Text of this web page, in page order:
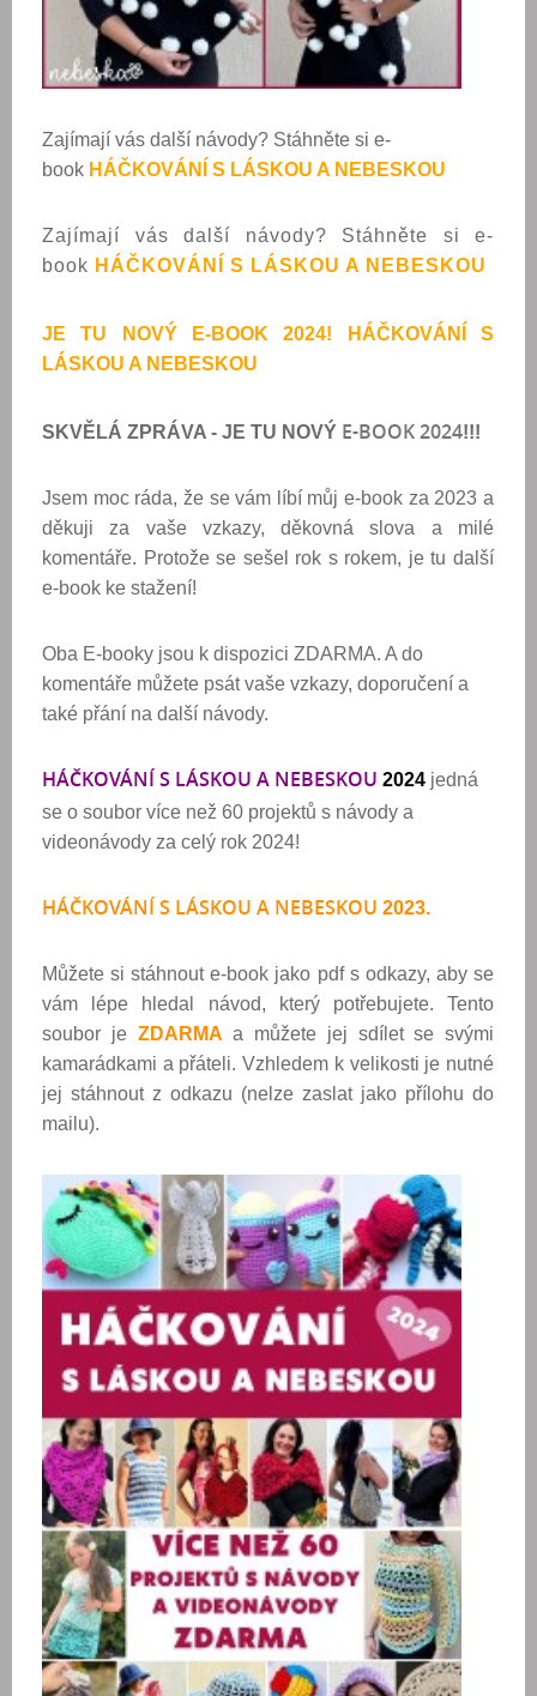
Zajímají vás další návody? Stáhněte si e-
book HÁČKOVÁNÍ S LÁSKOU A NEBESKOU
Zajímají vás další návody? Stáhněte si e-
book HÁČKOVÁNÍ S LÁSKOU A NEBESKOU
JE TU NOVÝ E-BOOK 2024! HÁČKOVÁNÍ S
LÁSKOU A NEBESKOU
SKVĚLÁ ZPRÁVA - JE TU NOVÝ E-BOOK 2024!!!
Jsem moc ráda, že se vám líbí můj e-book za 2023 a
děkuji za vaše vzkazy, děkovná slova a milé
komentáře. Protože se sešel rok s rokem, je tu další
e-book ke stažení!
Oba E-booky jsou k dispozici ZDARMA. A do
komentáře můžete psát vaše vzkazy, doporučení a
také přání na další návody.
HÁČKOVÁNÍ S LÁSKOU A NEBESKOU 2024 jedná
se o soubor více než 60 projektů s návody a
videonávody za celý rok 2024!
HÁČKOVÁNÍ S LÁSKOU A NEBESKOU 2023.
Můžete si stáhnout e-book jako pdf s odkazy, aby se
vám lépe hledal návod, který potřebujete. Tento
soubor je ZDARMA a můžete jej sdílet se svými
kamarádkami a přáteli. Vzhledem k velikosti je nutné
jej stáhnout z odkazu (nelze zaslat jako přílohu do
mailu).